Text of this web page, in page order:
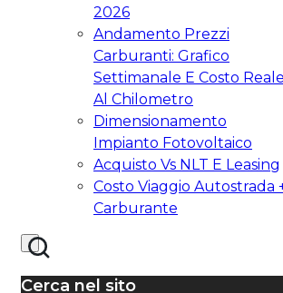
2026
Andamento Prezzi
Carburanti: Grafico
Settimanale E Costo Reale
Al Chilometro
Dimensionamento
Impianto Fotovoltaico
Acquisto Vs NLT E Leasing
Costo Viaggio Autostrada
Carburante
Cerca nel sito